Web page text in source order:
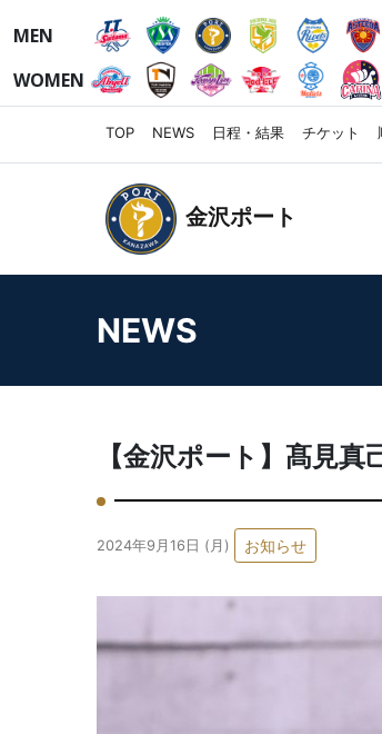
MEN
WOMEN
TOP NEWS 日程・結果 チケット
金沢ポート
NEWS
【金沢ポート】髙見
2024年9月16日 (月) お知らせ